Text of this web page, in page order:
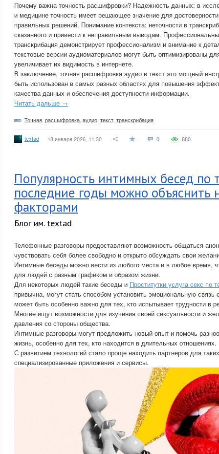
Почему важна точность расшифровки? Надежность данных: в
и медицине точность имеет решающее значение для достоверности
правильных решений. Понимание контекста: неточности в
сказанного и привести к неправильным выводам.
транскрибация демонстрирует профессионализм и внимание к
текстовые версии аудиоматериалов могут быть оптимизированы
увеличивает их видимость в интернете.
В заключение, точная расшифровка аудио в текст это мощный
быть использован в самых разных областях для повышения
качества данных и обеспечения доступности информации.
Читать дальше →
Точная расшифровка аудио текст транскрибация
textad 18 января 2026, 11:30 0 880
Популярность интимных бесед по
последние годы можно объяснить
факторами
Блог им. textad
Телефонные разговоры предоставляют возможность общаться
чувствовать себя более свободно и открыто обсуждать свои
Интимные беседы можно вести из любого места и в любое время,
для людей с разным графиком и образом жизни.
Для некоторых людей такие беседы и Проститутки услуга секс по
привычна, могут стать способом установить эмоциональную связь
может быть особенно важно для тех, кто испытывает трудности в
Многие ищут возможности для изучения своей сексуальности и
давления со стороны общества.
Интимные разговоры могут предложить новый опыт и помочь
жизнь, особенно для тех, кто находится в длительных отношениях.
С развитием технологий стало проще находить партнеров для
специализированные приложения и сервисы.